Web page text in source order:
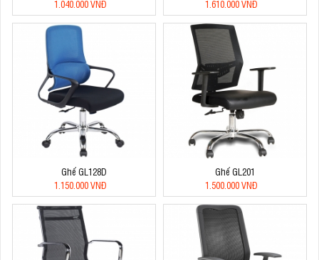
1.040.000 VNĐ
1.610.000 VNĐ
Ghế GL128D
1.150.000 VNĐ
Ghế GL201
1.500.000 VNĐ